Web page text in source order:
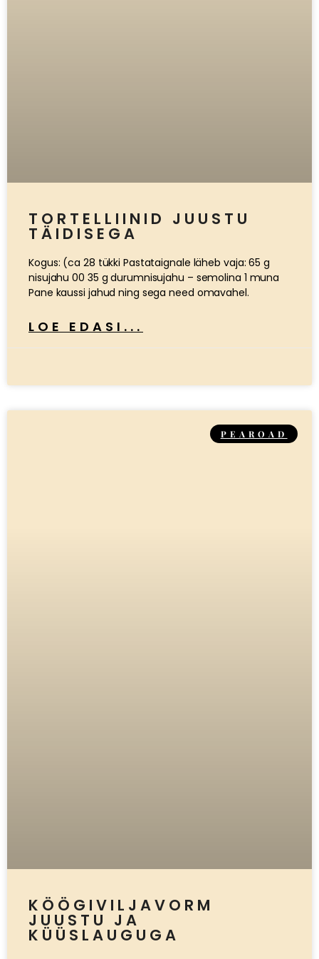
TORTELLIINID JUUSTU
TÄIDISEGA
Kogus: (ca 28 tükki Pastataignale läheb vaja: 65 g
nisujahu 00 35 g durumnisujahu – semolina 1 muna
Pane kaussi jahud ning sega need omavahel.
LOE EDASI...
PEAROAD
KÖÖGIVILJAVORM
JUUSTU JA
KÜÜSLAUGUGA